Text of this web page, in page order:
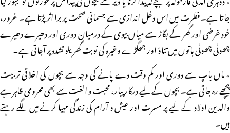
جاتا ہے۔ فطرت میں اس دخل اندازی سے جسمانی صحت پر برا اثر پڑتا ہے۔ غرور،
خود غرضی اور گھر کے بگاڑ سے میاں بیوی کے درمیان دوری اور دھیرے دھیرے
چھوٹی چھوٹی باتوں میں تناؤ اور جھگڑے وغیرہ کی نوبت گھریلو تشدد پر آجاتی ہے۔
٭ ماں باپ سے دوری اور کم وقت دے پانے کی وجہ سے بچوں کی اخلاقی تربیت
پیچھے رہ جاتی ہے۔ بچوں کے لیے درکار پیار، محبت و الفت سے بھی محرومی ظاہر ہے
والدین اولاد کے لیے پر مسرت اور عیش و آرام کی زندگی مہیا کرنے میں لگے رہتے
ہیں۔